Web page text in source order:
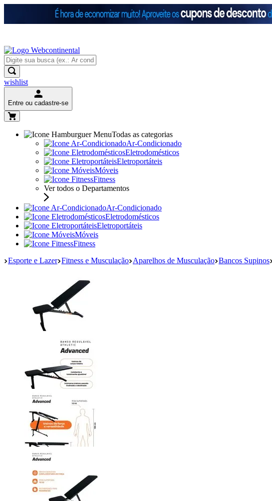
wishlist
Entre ou cadastre-se
Todas as categorias
Ar-Condicionado
Eletrodomésticos
Eletroportáteis
Móveis
Fitness
Ver todos o Departamentos
Ar-Condicionado
Eletrodomésticos
Eletroportáteis
Móveis
Fitness
Esporte e Lazer Fitness e Musculação Aparelhos de Musculação Bancos Supinos